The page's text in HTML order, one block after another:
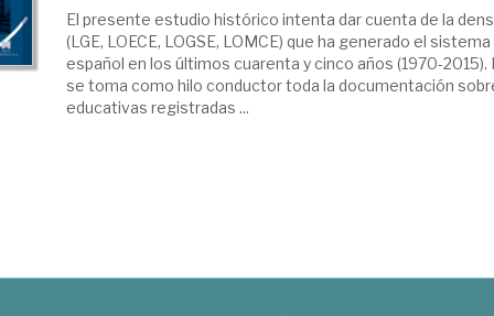
El presente estudio histórico intenta dar cuenta de la
(LGE, LOECE, LOGSE, LOMCE) que ha generado el
español en los últimos cuarenta y cinco años (1970-2015).
se toma como hilo conductor toda la documentación
educativas registradas ...